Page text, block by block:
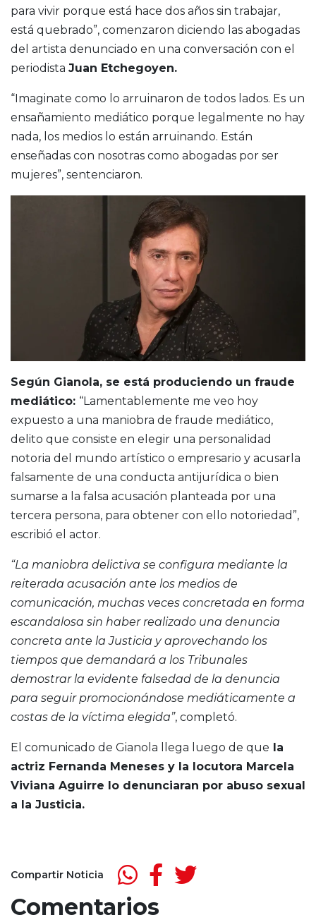
para vivir porque está hace dos años sin trabajar,
está quebrado”, comenzaron diciendo las abogadas
del artista denunciado en una conversación con el
periodista Juan Etchegoyen.
“Imaginate como lo arruinaron de todos lados. Es un
ensañamiento mediático porque legalmente no hay
nada, los medios lo están arruinando. Están
enseñadas con nosotras como abogadas por ser
mujeres”, sentenciaron.
Según Gianola, se está produciendo un fraude
mediático: “Lamentablemente me veo hoy
expuesto a una maniobra de fraude mediático,
delito que consiste en elegir una personalidad
notoria del mundo artístico o empresario y acusarla
falsamente de una conducta antijurídica o bien
sumarse a la falsa acusación planteada por una
tercera persona, para obtener con ello notoriedad”,
escribió el actor.
“La maniobra delictiva se configura mediante la
reiterada acusación ante los medios de
comunicación, muchas veces concretada en forma
escandalosa sin haber realizado una denuncia
concreta ante la Justicia y aprovechando los
tiempos que demandará a los Tribunales
demostrar la evidente falsedad de la denuncia
para seguir promocionándose mediáticamente a
costas de la víctima elegida”, completó.
El comunicado de Gianola llega luego de que la
actriz Fernanda Meneses y la locutora Marcela
Viviana Aguirre lo denunciaran por abuso sexual
a la Justicia.
Compartir Noticia
Comentarios